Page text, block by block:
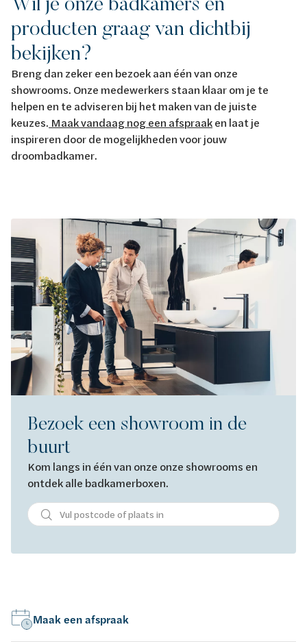
producten graag van dichtbij
bekijken?
Breng dan zeker een bezoek aan één van onze
showrooms. Onze medewerkers staan klaar om je te
helpen en te adviseren bij het maken van de juiste
keuzes. Maak vandaag nog een afspraaken laat je
inspireren door de mogelijkheden voor jouw
droombadkamer.
Bezoek een showroom in de
buurt
Kom langs in één van onze onze showrooms en
ontdek alle badkamerboxen.
Maak een afspraak